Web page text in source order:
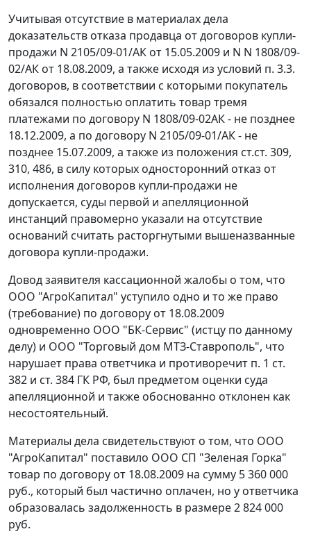
Учитывая отсутствие в материалах дела
доказательств отказа продавца от договоров купли-
продажи N 2105/09-01/АК от 15.05.2009 и N N 1808/09-
02/АК от 18.08.2009, а также исходя из условий п. 3.3.
договоров, в соответствии с которыми покупатель
обязался полностью оплатить товар тремя
платежами по договору N 1808/09-02АК - не позднее
18.12.2009, а по договору N 2105/09-01/АК - не
позднее 15.07.2009, а также из положения ст.ст. 309,
310, 486, в силу которых односторонний отказ от
исполнения договоров купли-продажи не
допускается, суды первой и апелляционной
инстанций правомерно указали на отсутствие
оснований считать расторгнутыми вышеназванные
договора купли-продажи.
Довод заявителя кассационной жалобы о том, что
ООО "АгроКапитал" уступило одно и то же право
(требование) по договору от 18.08.2009
одновременно ООО "БК-Сервис" (истцу по данному
делу) и ООО "Торговый дом МТЗ-Ставрополь", что
нарушает права ответчика и противоречит п. 1 ст.
382 и ст. 384 ГК РФ, был предметом оценки суда
апелляционной и также обоснованно отклонен как
несостоятельный.
Материалы дела свидетельствуют о том, что ООО
"АгроКапитал" поставило ООО СП "Зеленая Горка"
товар по договору от 18.08.2009 на сумму 5 360 000
руб., который был частично оплачен, но у ответчика
образовалась задолженность в размере 2 824 000
руб.